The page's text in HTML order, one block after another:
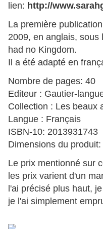
lien: http://
La première
2009, en anglais,
had no Kingdom.
Il a été adapté en
Nombre de pages: 40
Editeur : Gautier-
Collection : Les beaux
Langue : Français
ISBN-10: 2013931743
Dimensions du
Le prix mentionné sur
les prix varient d'un
l'ai précisé plus haut,
je l'ai simplement